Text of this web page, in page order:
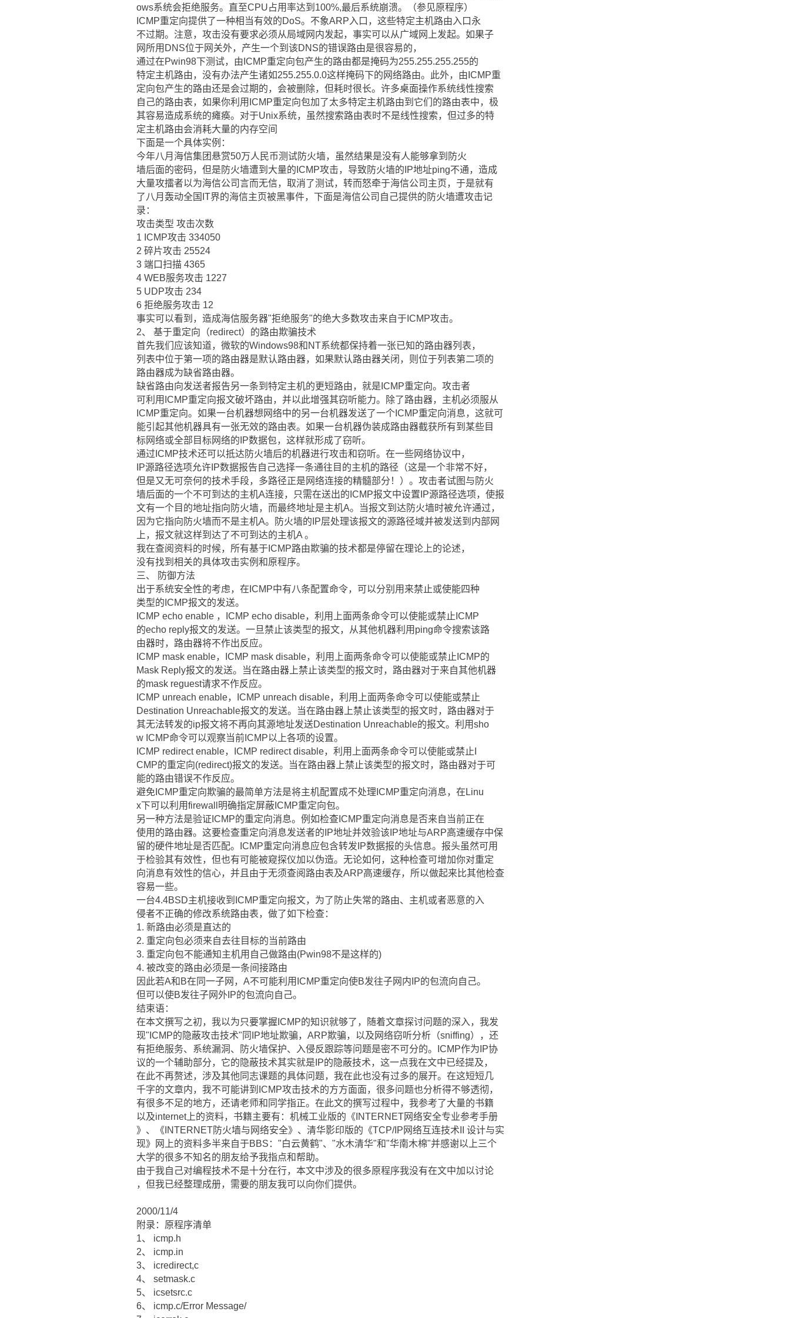
ows系统会拒绝服务。直至CPU占用率达到100%,最后系统崩溃。（参见原程序）
ICMP重定向提供了一种相当有效的DoS。不象ARP入口，这些特定主机路由入口永
不过期。注意，攻击没有要求必须从局域网内发起，事实可以从广域网上发起。如果子
网所用DNS位于网关外，产生一个到该DNS的错误路由是很容易的，
通过在Pwin98下测试，由ICMP重定向包产生的路由都是掩码为255.255.255.255的
特定主机路由，没有办法产生诸如255.255.0.0这样掩码下的网络路由。此外，由ICMP重
定向包产生的路由还是会过期的，会被删除，但耗时很长。许多桌面操作系统线性搜索
自己的路由表，如果你利用ICMP重定向包加了太多特定主机路由到它们的路由表中，极
其容易造成系统的瘫痪。对于Unix系统，虽然搜索路由表时不是线性搜索，但过多的特
定主机路由会消耗大量的内存空间
下面是一个具体实例：
今年八月海信集团悬赏50万人民币测试防火墙，虽然结果是没有人能够拿到防火
墙后面的密码，但是防火墙遭到大量的ICMP攻击，导致防火墙的IP地址ping不通，造成
大量攻擂者以为海信公司言而无信，取消了测试，转而怒牵于海信公司主页，于是就有
了八月轰动全国IT界的海信主页被黑事件，下面是海信公司自己提供的防火墙遭攻击记
录：
攻击类型 攻击次数
1 ICMP攻击 334050
2 碎片攻击 25524
3 端口扫描 4365
4 WEB服务攻击 1227
5 UDP攻击 234
6 拒绝服务攻击 12
事实可以看到，造成海信服务器"拒绝服务"的绝大多数攻击来自于ICMP攻击。
2、 基于重定向（redirect）的路由欺骗技术
首先我们应该知道，微软的Windows98和NT系统都保持着一张已知的路由器列表，
列表中位于第一项的路由器是默认路由器，如果默认路由器关闭，则位于列表第二项的
路由器成为缺省路由器。
缺省路由向发送者报告另一条到特定主机的更短路由，就是ICMP重定向。攻击者
可利用ICMP重定向报文破坏路由，并以此增强其窃听能力。除了路由器，主机必须服从
ICMP重定向。如果一台机器想网络中的另一台机器发送了一个ICMP重定向消息，这就可
能引起其他机器具有一张无效的路由表。如果一台机器伪装成路由器截获所有到某些目
标网络或全部目标网络的IP数据包，这样就形成了窃听。
通过ICMP技术还可以抵达防火墙后的机器进行攻击和窃听。在一些网络协议中，
IP源路径选项允许IP数据报告自己选择一条通往目的主机的路径（这是一个非常不好，
但是又无可奈何的技术手段，多路径正是网络连接的精髓部分！）。攻击者试图与防火
墙后面的一个不可到达的主机A连接，只需在送出的ICMP报文中设置IP源路径选项，使报
文有一个目的地址指向防火墙，而最终地址是主机A。当报文到达防火墙时被允许通过，
因为它指向防火墙而不是主机A。防火墙的IP层处理该报文的源路径域并被发送到内部网
上，报文就这样到达了不可到达的主机A 。
我在查阅资料的时候，所有基于ICMP路由欺骗的技术都是停留在理论上的论述，
没有找到相关的具体攻击实例和原程序。
三、 防御方法
出于系统安全性的考虑，在ICMP中有八条配置命令，可以分别用来禁止或使能四种
类型的ICMP报文的发送。
ICMP echo enable ，ICMP echo disable，利用上面两条命令可以使能或禁止ICMP
的echo reply报文的发送。一旦禁止该类型的报文，从其他机器利用ping命令搜索该路
由器时，路由器将不作出反应。
ICMP mask enable，ICMP mask disable，利用上面两条命令可以使能或禁止ICMP的
Mask Reply报文的发送。当在路由器上禁止该类型的报文时，路由器对于来自其他机器
的mask reguest请求不作反应。
ICMP unreach enable，ICMP unreach disable，利用上面两条命令可以使能或禁止
Destination Unreachable报文的发送。当在路由器上禁止该类型的报文时，路由器对于
其无法转发的ip报文将不再向其源地址发送Destination Unreachable的报文。利用sho
w ICMP命令可以观察当前ICMP以上各项的设置。
ICMP redirect enable，ICMP redirect disable，利用上面两条命令可以使能或禁止I
CMP的重定向(redirect)报文的发送。当在路由器上禁止该类型的报文时，路由器对于可
能的路由错误不作反应。
避免ICMP重定向欺骗的最简单方法是将主机配置成不处理ICMP重定向消息，在Linu
x下可以利用firewall明确指定屏蔽ICMP重定向包。
另一种方法是验证ICMP的重定向消息。例如检查ICMP重定向消息是否来自当前正在
使用的路由器。这要检查重定向消息发送者的IP地址并效验该IP地址与ARP高速缓存中保
留的硬件地址是否匹配。ICMP重定向消息应包含转发IP数据报的头信息。报头虽然可用
于检验其有效性，但也有可能被窥探仪加以伪造。无论如何，这种检查可增加你对重定
向消息有效性的信心，并且由于无须查阅路由表及ARP高速缓存，所以做起来比其他检查
容易一些。
一台4.4BSD主机接收到ICMP重定向报文，为了防止失常的路由、主机或者恶意的入
侵者不正确的修改系统路由表，做了如下检查：
1. 新路由必须是直达的
2. 重定向包必须来自去往目标的当前路由
3. 重定向包不能通知主机用自己做路由(Pwin98不是这样的)
4. 被改变的路由必须是一条间接路由
因此若A和B在同一子网，A不可能利用ICMP重定向使B发往子网内IP的包流向自己。
但可以使B发往子网外IP的包流向自己。
结束语：
在本文撰写之初，我以为只要掌握ICMP的知识就够了，随着文章探讨问题的深入，我发
现"ICMP的隐蔽攻击技术"同IP地址欺骗，ARP欺骗，以及网络窃听分析（sniffing），还
有拒绝服务、系统漏洞、防火墙保护、入侵反跟踪等问题是密不可分的。ICMP作为IP协
议的一个辅助部分，它的隐蔽技术其实就是IP的隐蔽技术，这一点我在文中已经提及，
在此不再赘述，涉及其他同志课题的具体问题，我在此也没有过多的展开。在这短短几
千字的文章内，我不可能讲到ICMP攻击技术的方方面面，很多问题也分析得不够透彻，
有很多不足的地方，还请老师和同学指正。在此文的撰写过程中，我参考了大量的书籍
以及internet上的资料，书籍主要有：机械工业版的《INTERNET网络安全专业参考手册
》、《INTERNET防火墙与网络安全》、清华影印版的《TCP/IP网络互连技术II 设计与实
现》网上的资料多半来自于BBS："白云黄鹤"、"水木清华"和"华南木棉"并感谢以上三个
大学的很多不知名的朋友给予我指点和帮助。
由于我自己对编程技术不是十分在行，本文中涉及的很多原程序我没有在文中加以讨论
，但我已经整理成册，需要的朋友我可以向你们提供。
2000/11/4
附录：原程序清单
1、 icmp.h
2、 icmp.in
3、 icredirect,c
4、 setmask.c
5、 icsetsrc.c
6、 icmp.c/Error Message/